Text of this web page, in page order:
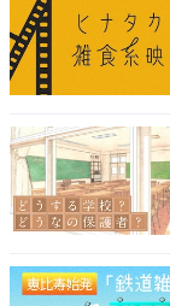
り、在宅勤務
に載らないの
親指側に配
リごとに細か